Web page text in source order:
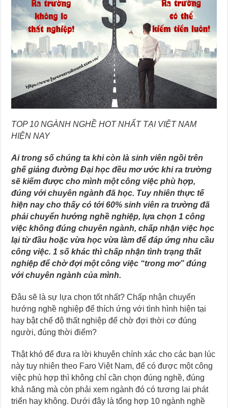
TOP 10 NGÀNH NGHỀ HOT NHẤT TẠI VIỆT NAM
HIỆN NAY
Ai trong số chúng ta khi còn là sinh viên ngồi trên
ghế giảng đường Đại học đều mơ ước khi ra trường
sẽ kiếm được cho mình một công việc phù hợp,
đúng với chuyên ngành đã học. Tuy nhiên thực tế
hiện nay cho thấy có tới 60% sinh viên ra trường đã
phải chuyển hướng nghề nghiệp, lựa chọn 1 công
việc không đúng chuyên ngành, chấp nhận việc học
lại từ đầu hoặc vừa học vừa làm để đáp ứng nhu cầu
công việc. 1 số khác thì chấp nhận tình trạng thất
nghiệp để chờ đợi một công việc “trong mơ” đúng
với chuyên ngành của mình.
Đâu sẽ là sự lựa chọn tốt nhất? Chấp nhận chuyển
hướng nghề nghiệp để thích ứng với tình hình hiện tại
hay bật chế độ thất nghiệp để chờ đợi thời cơ đúng
người, đúng thời điểm?
Thật khó để đưa ra lời khuyên chính xác cho các bạn lúc
này tuy nhiên theo Faro Việt Nam, để có được một công
việc phù hợp thì không chỉ cần chọn đúng nghề, đúng
khả năng mà còn phải xem ngành đó có tương lai phát
triển hay không. Dưới đây là tổng hợp 10 ngành nghề